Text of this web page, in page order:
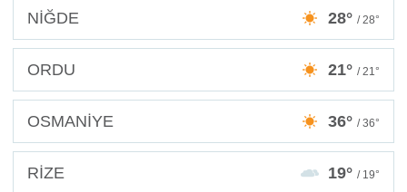
NİĞDE 28° / 28°
ORDU 21° / 21°
OSMANİYE 36° / 36°
RİZE 19° / 19°